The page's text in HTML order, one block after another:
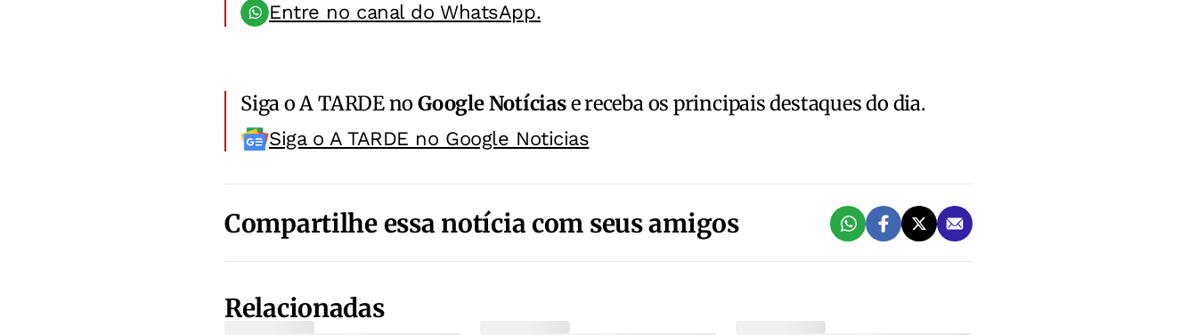
Entre no canal do WhatsApp.
Siga o A TARDE noGoogle Notíciase receba os principais destaques do dia.
Siga o A TARDE no Google Noticias
Compartilhe essa notícia com seus amigos
Relacionadas